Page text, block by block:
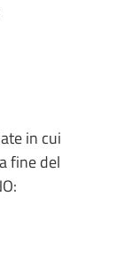
in cui
fine del